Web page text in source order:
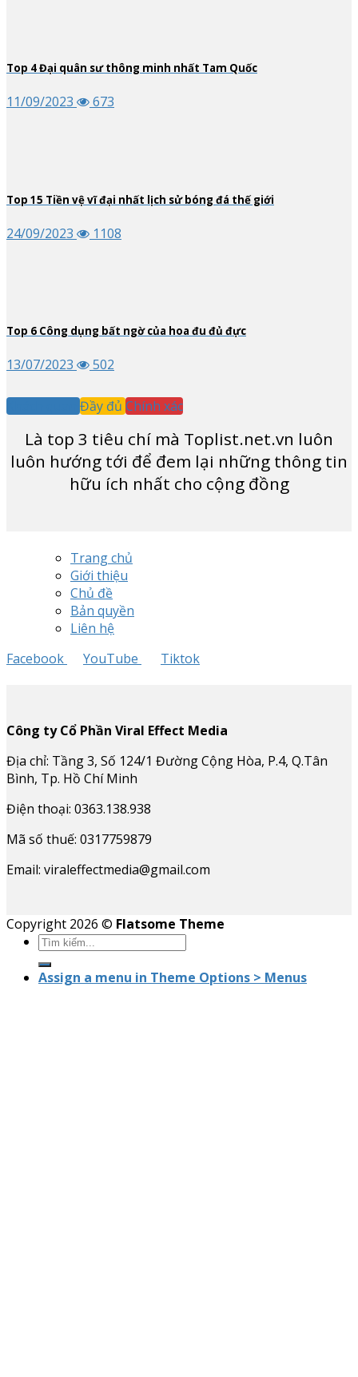
Top 4Đại quân sư thông minh nhất Tam Quốc
11/09/2023 673
Top 15 Tiền vệ vĩ đại nhất lịch sử bóng đá thế giới
24/09/2023 1108
Top 6 Công dụng bất ngờ của hoa đu đủ đực
13/07/2023 502
Đầy đủ Chính xác
Là top 3 tiêu chí mà Toplist.net.vn luôn
luôn hướng tới để đem lại những thông tin
hữu ích nhất cho cộng đồng
Trang chủ
Giới thiệu
Chủ đề
Bản quyền
Liên hệ
Facebook
YouTube Tiktok
Công ty Cổ Phần Viral Effect Media
Địa chỉ: Tầng 3, Số 124/1 Đường Cộng Hòa, P.4, Q.Tân
Bình, Tp. Hồ Chí Minh
Điện thoại: 0363.138.938
Mã số thuế: 0317759879
Email: viraleffectmedia@gmail.com
Copyright 2026 © Flatsome Theme
Assign a menu in Theme Options > Menus